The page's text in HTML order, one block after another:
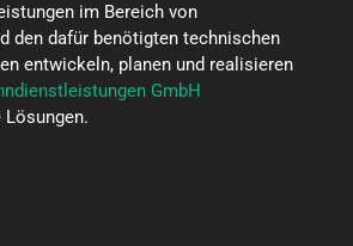
im Bereich von
den dafür benötigten technischen
entwickeln, planen und realisieren
GmbH